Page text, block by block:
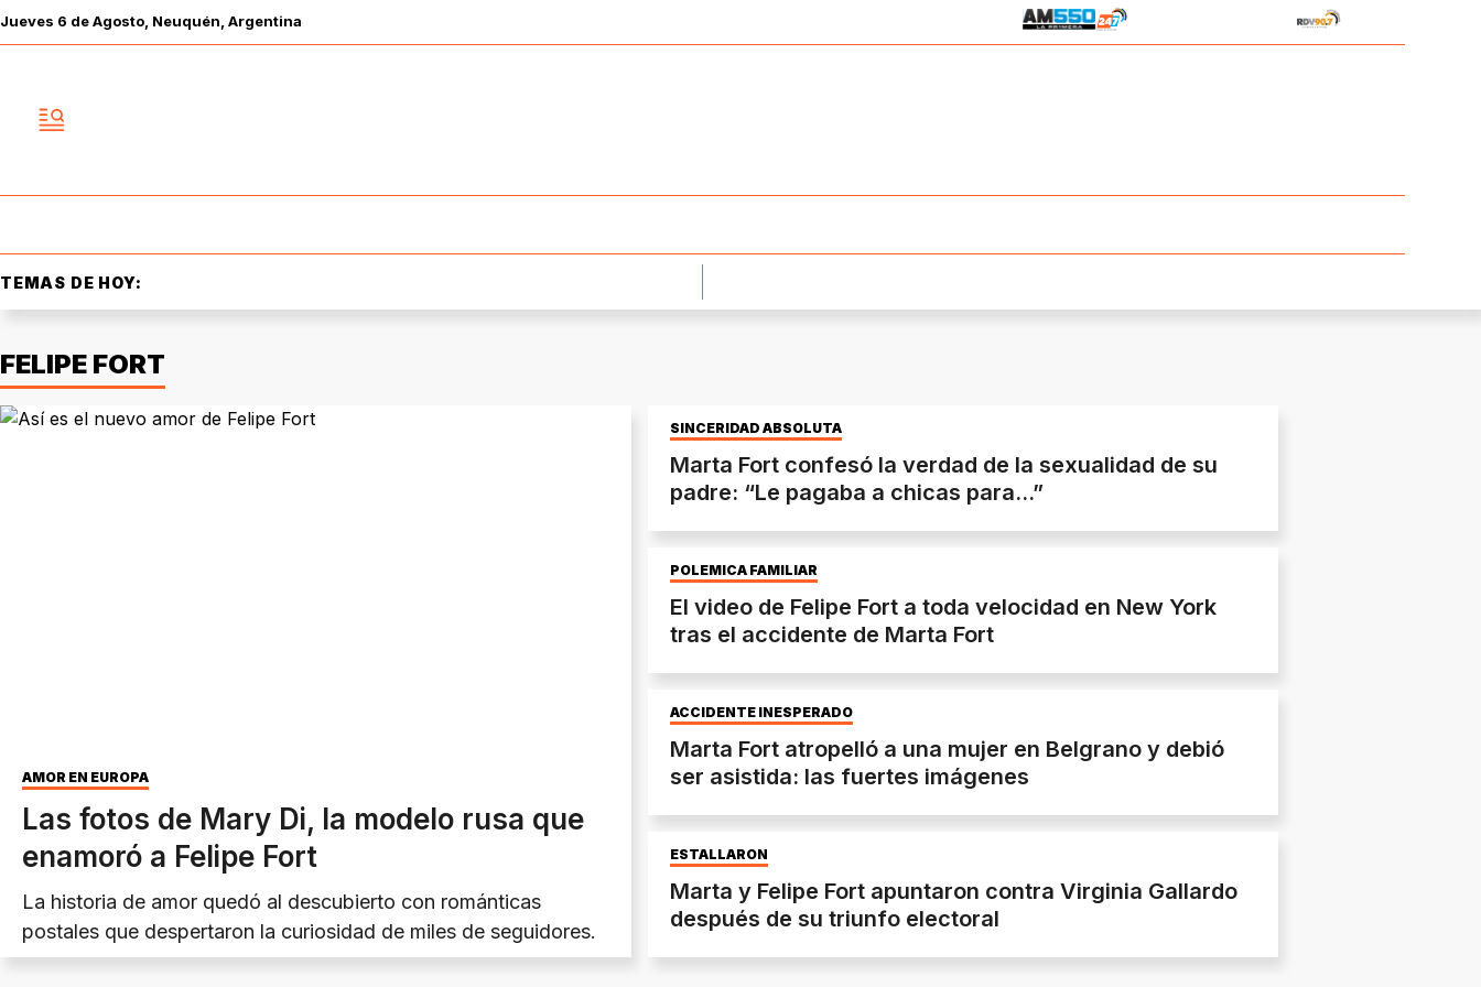
Jueves 6 deAgosto , Neuquén, Argentina
TEMAS DE HOY:
FELIPE FORT
AMOR EN EUROPA
Las fotos de Mary Di, la modelo rusa que
enamoró a Felipe Fort
La historia de amor quedó al descubierto con románticas
postales que despertaron la curiosidad de miles de seguidores.
SINCERIDAD ABSOLUTA
Marta Fort confesó la verdad de la sexualidad de su
padre: “Le pagaba a chicas para…”
POLÉMICA FAMILIAR
El video de Felipe Fort a toda velocidad en New York
tras el accidente de Marta Fort
ACCIDENTE INESPERADO
Marta Fort atropelló a una mujer en Belgrano y debió
ser asistida: las fuertes imágenes
ESTALLARON
Marta y Felipe Fort apuntaron contra Virginia Gallardo
después de su triunfo electoral